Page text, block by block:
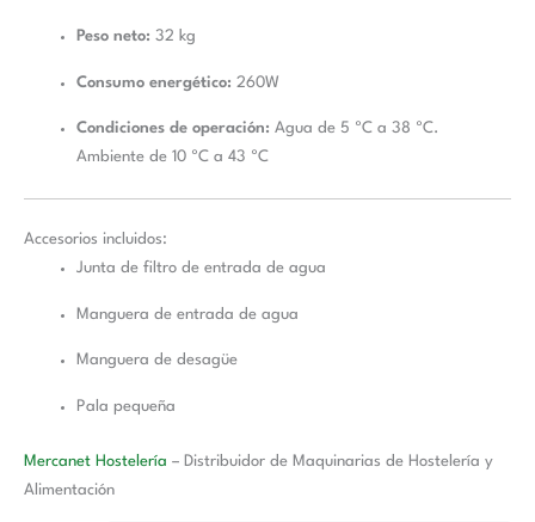
Peso neto: 32 kg
Consumo energético: 260W
Condiciones de operación: Agua de 5 ºC a 38 ºC.
Ambiente de 10 ºC a 43 ºC
Accesorios incluidos:
Junta de filtro de entrada de agua
Manguera de entrada de agua
Manguera de desagüe
Pala pequeña
Mercanet Hostelería – Distribuidor de Maquinarias de Hostelería y
Alimentación